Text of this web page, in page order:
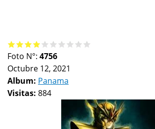
Foto N°: 4756
Octubre 12, 2021
Album: Panama
Visitas: 884